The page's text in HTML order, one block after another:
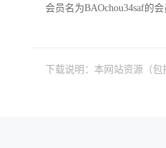
会员名为BAOchou34saf的
下载说明：本网站资源（